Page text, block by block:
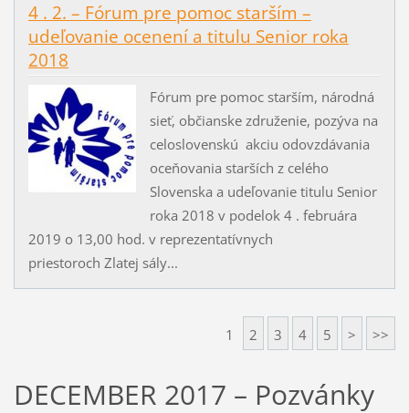
4 . 2. – Fórum pre pomoc starším –
udeľovanie ocenení a titulu Senior roka
2018
Fórum pre pomoc starším, národná
sieť, občianske združenie, pozýva na
celoslovenskú akciu odovzdávania
oceňovania starších z celého
Slovenska a udeľovanie titulu Senior
roka 2018 v podelok 4 . februára
2019 o 13,00 hod. v reprezentatívnych
priestoroch Zlatej sály...
1 2 3 4 5 > >>
DECEMBER 2017 – Pozvánky